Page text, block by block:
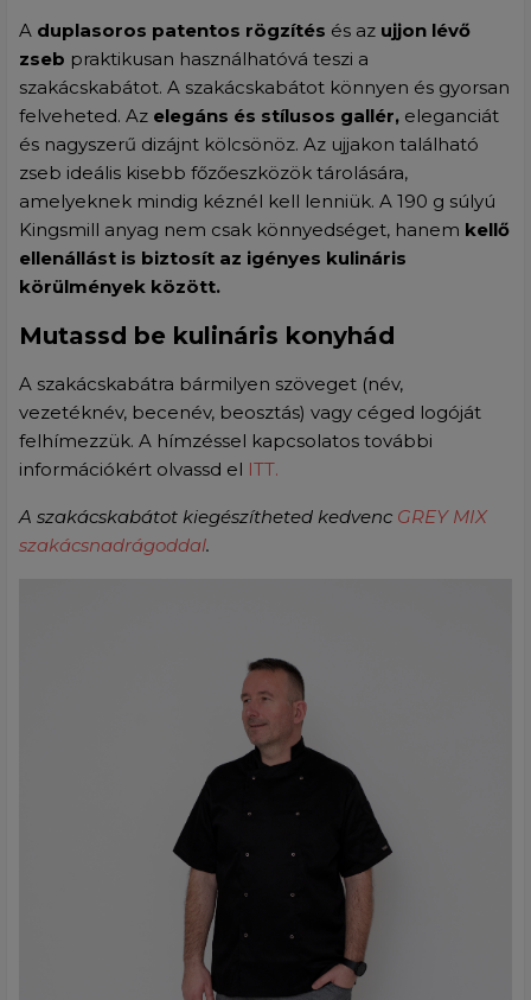
A duplasoros patentos rögzítés és az ujjon lévő
zseb praktikusan használhatóvá teszi a
szakácskabátot. A szakácskabátot könnyen és gyorsan
felveheted. Az elegáns és stílusos gallér, eleganciát
és nagyszerű dizájnt kölcsönöz. Az ujjakon található
zseb ideális kisebb főzőeszközök tárolására,
amelyeknek mindig kéznél kell lenniük. A 190 g súlyú
Kingsmill anyag nem csak könnyedséget, hanem kellő
ellenállást is biztosít az igényes kulináris
körülmények között.
Mutassd be kulináris konyhád
A szakácskabátra bármilyen szöveget (név,
vezetéknév, becenév, beosztás) vagy céged logóját
felhímezzük. A hímzéssel kapcsolatos további
információkért olvassd el ITT.
A szakácskabátot kiegészítheted kedvenc GREY MIX
szakácsnadrágoddal.